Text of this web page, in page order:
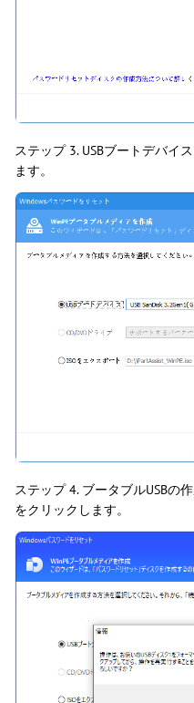
ステップ 3. USBブートデバイ
ます。
ステップ 4. ブータブルUSBの
をクリックします。